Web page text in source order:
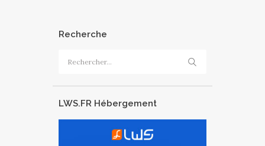
Recherche
LWS.FR Hébergement